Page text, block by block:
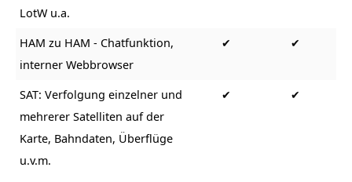
LotW u.a.
HAM zu HAM - Chatfunktion,
interner Webbrowser
✔ ✔
SAT: Verfolgung einzelner und
mehrerer Satelliten auf der
Karte, Bahndaten, Überflüge
u.v.m.
✔ ✔